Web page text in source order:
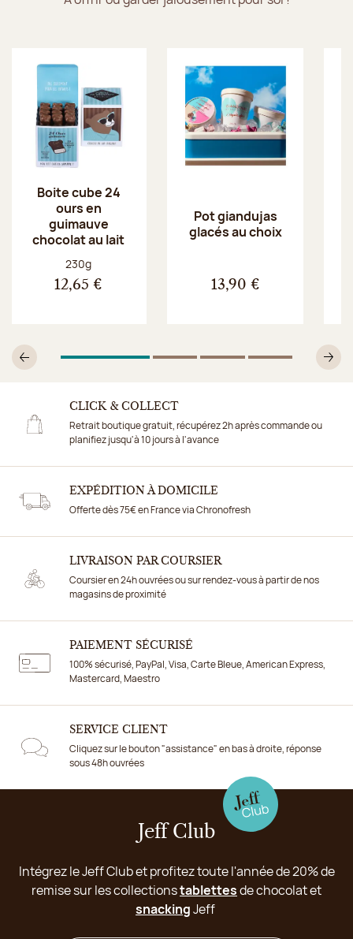
Boite cube 24
ours en
guimauve
chocolat au lait
Poids net :
230g
12,65 €
Pot giandujas
glacés au choix
13,90 €
Précédent
1Sur 4 2Sur 4
3Sur 4
4Sur 4
CLICK & COLLECT
Retrait boutique gratuit, récupérez 2h après commande ou
planifiez jusqu'à 10 jours à l'avance
EXPÉDITION À DOMICILE
Offerte dès 75€ en France via Chronofresh
LIVRAISON PAR COURSIER
Coursier en 24h ouvrées ou sur rendez-vous à partir de nos
magasins de proximité
PAIEMENT SÉCURISÉ
100% sécurisé, PayPal, Visa, Carte Bleue, American Express,
Mastercard, Maestro
SERVICE CLIENT
Cliquez sur le bouton "assistance" en bas à droite, réponse
sous 48h ouvrées
Jeff Club
Intégrez le Jeff Club et profitez toute l'année de 20% de
remise sur les collectionstablettesde chocolat et
snackingJeff